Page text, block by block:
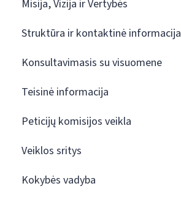
Misija, Vizija ir Vertybės
Struktūra ir kontaktinė informacija
Konsultavimasis su visuomene
Teisinė informacija
Peticijų komisijos veikla
Veiklos sritys
Kokybės vadyba